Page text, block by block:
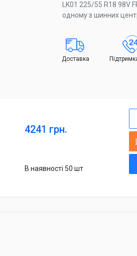
LK01 225/55 R18 98V
одному з шинних
Доставка
4241 грн.
В наявності 50 шт